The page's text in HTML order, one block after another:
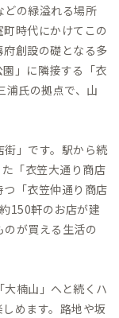
どの緑溢れる場所
時代にかけてこの
創設の礎となる多
」に隣接する「衣
浦氏の拠点で、山
」です。駅から続
「衣笠大通り商店
「衣笠仲通り商店
150軒のお店が建
が買える生活の
楠山」へと続くハ
めます。路地や坂